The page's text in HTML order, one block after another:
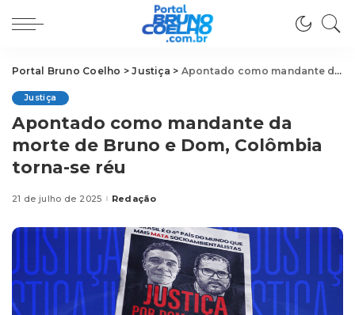
Portal Bruno Coelho >Justiça > Apontado como mandante da morte de Bruno e Dom, Colômbia torna-se réu
Justiça
Apontado como mandante da
morte de Bruno e Dom, Colômbia
torna-se réu
21 de julho de 2025Posted
Redação